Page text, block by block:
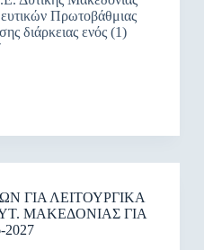
Πρωτοβάθμιας
διάρκειας ενός (1)
ΓΙΑ ΛΕΙΤΟΥΡΓΙΚΑ
ΜΑΚΕΔΟΝΙΑΣ ΓΙΑ